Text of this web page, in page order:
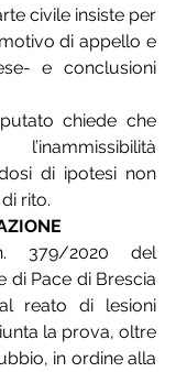
civile insiste per
di appello e
e conclusioni
chiede che
di ipotesi non
rito.
379/2020 del
di Pace di Brescia
reato di lesioni
la prova, oltre
in ordine alla